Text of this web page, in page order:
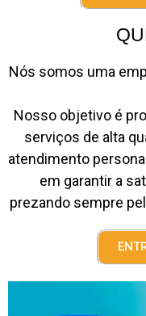
Nós somos uma
Nosso objetivo é
serviços de alta
atendimento
em garantir a
prezando sempre